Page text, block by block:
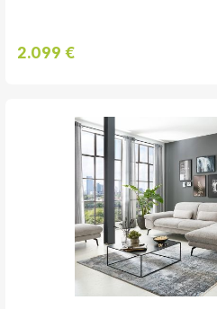
2.099 €